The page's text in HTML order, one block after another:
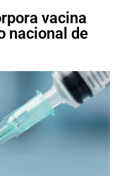
vacina
nacional de